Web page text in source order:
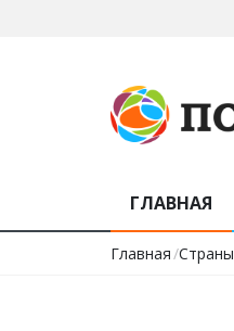
ГЛАВНАЯ
Главная/Страны